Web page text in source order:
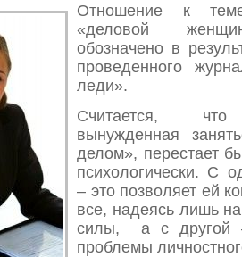
Отношение к
«деловой
обозначено в
проведенного
леди».
Считается,
вынужденная
делом», перестает
психологически. С
– это позволяет ей
все, надеясь лишь
силы, а с другой
проблемы